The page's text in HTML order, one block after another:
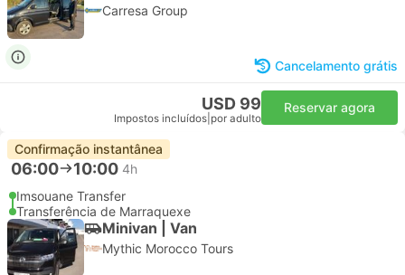
Carresa Group
Cancelamento grátis
USD 99
Impostos incluídos por adulto
Reservar agora
Confirmação instantânea
06:00 10:00 4h
Imsouane Transfer
Transferência de Marraquexe
Minivan | Van
Mythic Morocco Tours